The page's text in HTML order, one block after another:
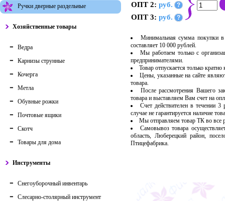
Ручки дверные раздельные
Хозяйственные товары
Ведра
Карнизы струнные
Кочерга
Метла
Обувные рожки
Почтовые ящики
Скотч
Товары для дома
Инструменты
Снегоуборочный инвентарь
Слесарно-столярный инструмент
ОПТ 2: руб. ?
ОПТ 3: руб. ?
Минимальная сумма покупки в
составляет 10 000 рублей.
Мы работаем только с
предпринимателями.
Товар отпускается только
Цены, указанные на сайте
товара.
После рассмотрения Вашего
товара и выставляем Вам счет на
Счет действителен в течении
случае не гарантируется наличие
Мы отправляем товар ТК во
Самовывоз товара
область, Люберецкий район,
Птицефабрика.